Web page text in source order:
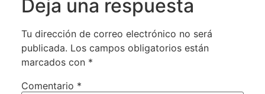
Deja una respuesta
Tu dirección de correo electrónico no será
publicada. Los campos obligatorios están
marcados con *
Comentario *